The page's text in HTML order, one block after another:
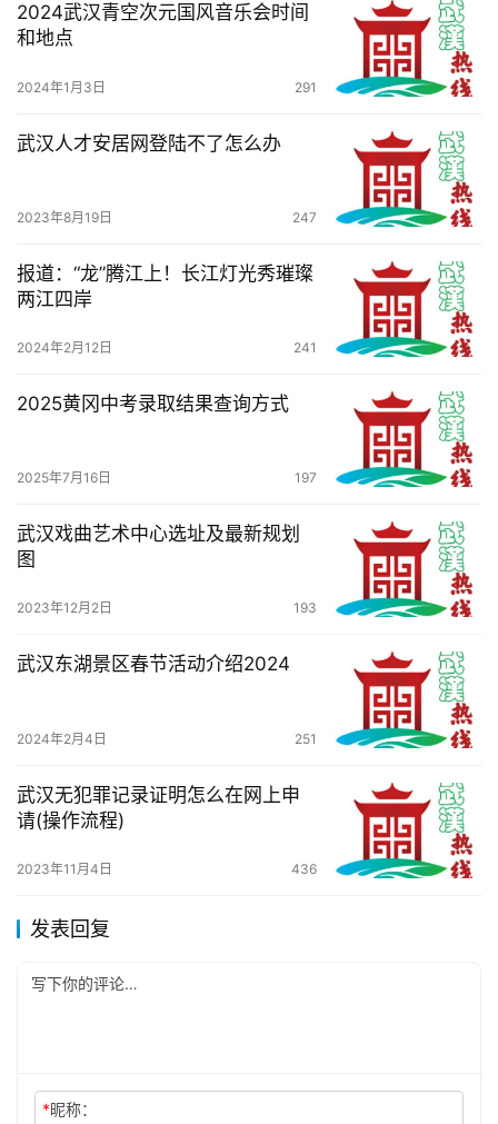
服
务
航
2024武汉青空次元国风音乐会时间
和地点
2024年1月3日 291
武汉人才安居网登陆不了怎么办
2023年8月19日 247
报道：“龙”腾江上！长江灯光秀璀璨
两江四岸
2024年2月12日 241
2025黄冈中考录取结果查询方式
2025年7月16日 197
武汉戏曲艺术中心选址及最新规划
图
2023年12月2日 193
武汉东湖景区春节活动介绍2024
2024年2月4日 251
武汉无犯罪记录证明怎么在网上申
请(操作流程)
2023年11月4日 436
发表回复
*昵称：